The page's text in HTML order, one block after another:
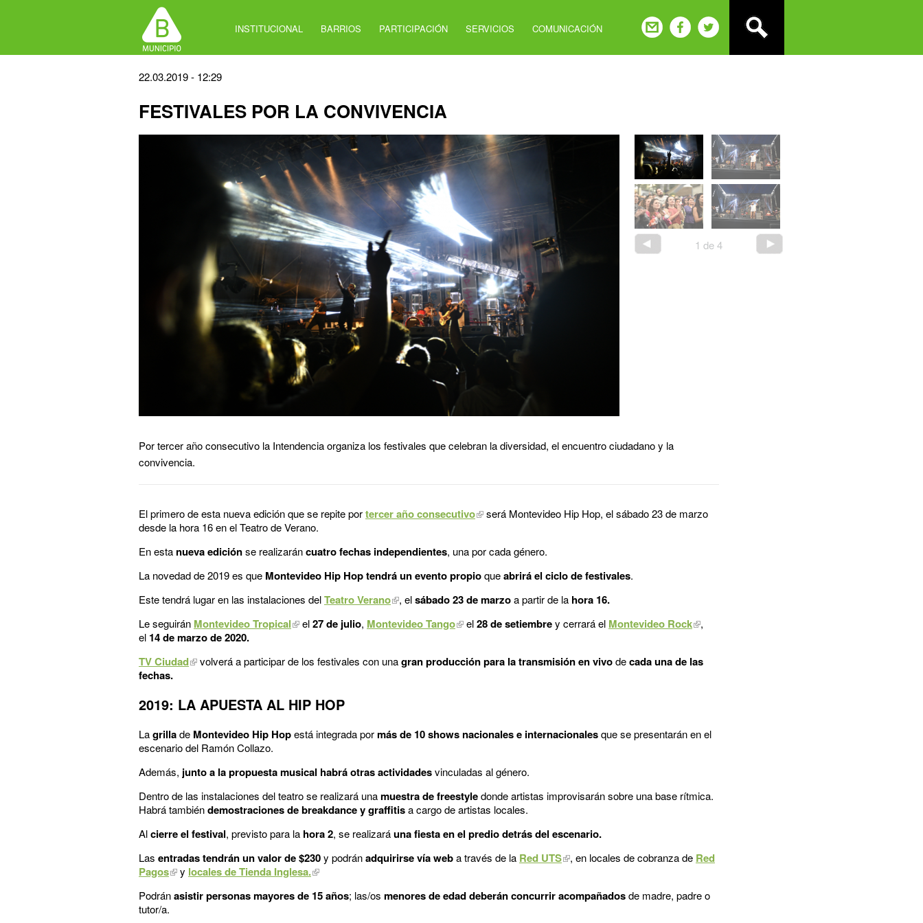
INSTITUCIONAL BARRIOS PARTICIPACIÓN SERVICIOS COMUNICACIÓN
Back
top
22.03.2019 - 12:29
FESTIVALES POR LA CONVIVENCIA
1 de4
Por tercer año consecutivo la Intendencia organiza los festivales que celebran la diversidad, el encuentro ciudadano y la
convivencia.
El primero de esta nueva edición que se repite portercer año consecutivo
será Montevideo Hip Hop, el sábado 23 de marzo
desde la hora 16 en el Teatro de Verano.
En esta nueva ediciónse realizaráncuatro fechas independientes, una por cada género.
La novedad de 2019 es que Montevideo Hip Hop tendrá un evento propioqueabrirá el ciclo de festivales.
Este tendrá lugar en las instalaciones delTeatro Verano , elsábado 23 de marzoa partir de la hora 16.
Le seguirán Montevideo Tropical el27 de julio, Montevideo Tango el28 de setiembrey cerrará el Montevideo Rock
,
el 14 de marzo de 2020.
TV Ciudad
volverá a participar de los festivales con unagran producción para la transmisión en vivodecada una de las
fechas.
2019: LA APUESTA AL HIP HOP
Lagrillade Montevideo Hip Hopestá integrada pormás de 10 shows nacionales e internacionalesque se presentarán en el
escenario del Ramón Collazo.
Además, junto a la propuesta musical habrá otras actividadesvinculadas al género.
Dentro de las instalaciones del teatro se realizará unamuestra de freestyledonde artistas improvisarán sobre una base rítmica.
Habrá tambiéndemostraciones de breakdance y graffitisa cargo de artistas locales.
Alcierre el festival, previsto para la hora 2, se realizaráuna fiesta en el predio detrás del escenario.
Las entradas tendrán un valor de $230y podránadquirirse vía weba través de la Red UTS , en locales de cobranza de Red
Pagos
y locales de Tienda Inglesa.
Podránasistir personas mayores de 15 años; las/os menores de edad deberán concurrir acompañadosde madre, padre o
tutor/a.